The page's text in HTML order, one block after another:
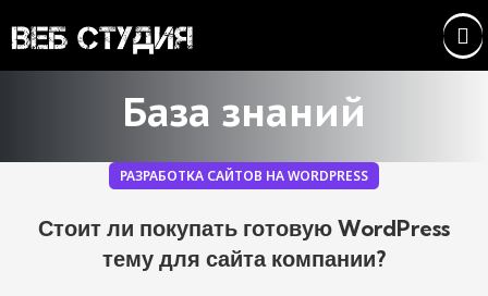
База знаний
РАЗРАБОТКА САЙТОВ НА WORDPRESS
Стоит ли покупать готовую WordPress
тему для сайта компании?